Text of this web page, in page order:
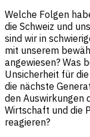
Welche Folgen
die Schweiz und
sind wir in
mit unserem
angewiesen? Was
Unsicherheit für
die nächste
den Auswirkungen
Wirtschaft und die
reagieren?